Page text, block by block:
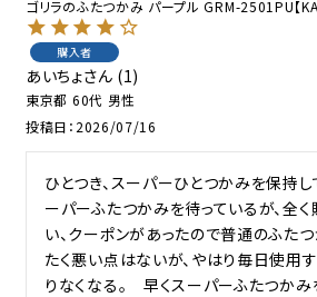
ゴリラのふたつかみ パープル GRM-2501PU【KA
購入者
あいちょ 1
東京都 60代 男性
投稿日 2026/07/16
ひとつき、スーパーひとつかみを保持
ーパーふたつかみを待っているが、全
い、クーポンがあったので普通のふた
たく悪い点はないが、やはり毎日使用